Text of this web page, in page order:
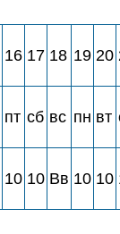
16 17 18 19 20
пт сб вс пн вт
10 10 Вв 10 10